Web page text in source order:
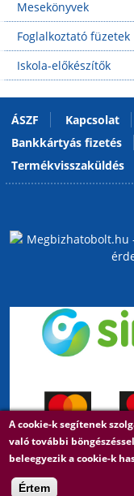
Mesekönyvek
Foglalkoztató füzetek
Iskola-előkészítők
ÁSZF Kapcsolat
Bankkártyás fizetés
Termékvisszaküldés
A cookie-k segítenek
való további
beleegyezik a cookie-k
Értem